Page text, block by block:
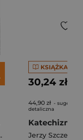
KSIĄŻKA
30,24 zł
44,90 zł -
detaliczna
Jerzy